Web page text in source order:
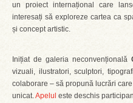
un proiect internațional care
interesați să exploreze cartea ca
și concept artistic.
Inițiat de galeria neconvențională
vizuali, ilustratori, sculptori,
colaborare – să propună lucrări
unicat.Apelul este deschis